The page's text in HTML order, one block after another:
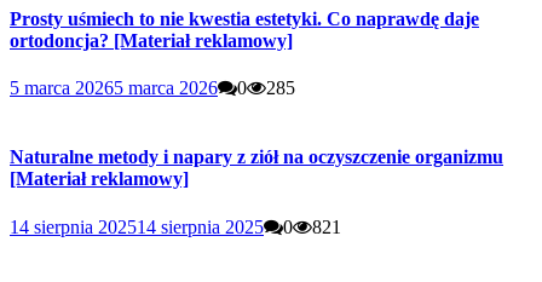
Prosty uśmiech to nie kwestia estetyki. Co naprawdę daje
ortodoncja? [Materiał reklamowy]
5 marca 20265 marca 2026 0 285
Naturalne metody i napary z ziół na oczyszczenie organizmu
[Materiał reklamowy]
14 sierpnia 202514 sierpnia 2025 0 821